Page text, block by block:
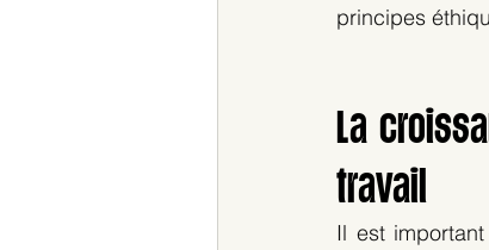
principes
La
travail
Il est